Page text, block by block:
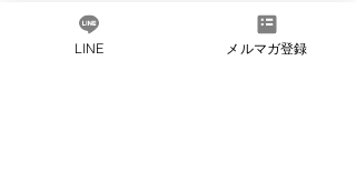
LINE メルマガ登録